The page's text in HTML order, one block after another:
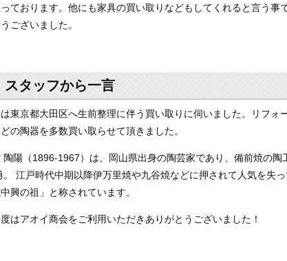
っております。他にも家具の買い取りなどもしてくれると言う
ございました。
スタッフから一言
東京都大田区へ生前整理に伴う買い取りに伺いました。リフォ
の陶器を多数買い取らせて頂きました。
陶陽（1896-1967）は、岡山県出身の陶芸家であり、備前焼の
。 江戸時代中期以降伊万里焼や九谷焼などに押されて人気を失
興の祖」と称されています。
はアオイ商会をご利用いただきありがとうございました！